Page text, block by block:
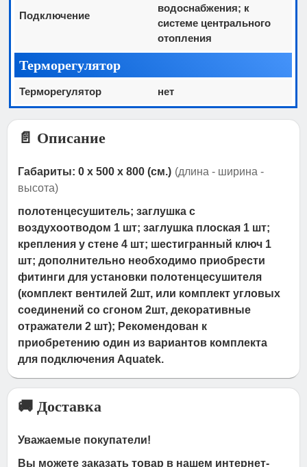
Подключение
водоснабжения; к
системе центрального
отопления
Терморегулятор
Терморегулятор нет
📄 Описание
Габариты: 0 x 500 x 800 (см.) (длина - ширина -
высота)
полотенцесушитель; заглушка с
воздухоотводом 1 шт; заглушка плоская 1 шт;
крепления у стене 4 шт; шестигранный ключ 1
шт; дополнительно необходимо приобрести
фитинги для установки полотенцесушителя
(комплект вентилей 2шт, или комплект угловых
соединений со сгоном 2шт, декоративные
отражатели 2 шт); Рекомендован к
приобретению один из вариантов комплекта
для подключения Aquatek.
🚚 Доставка
Уважаемые покупатели!
Вы можете заказать товар в нашем интернет-